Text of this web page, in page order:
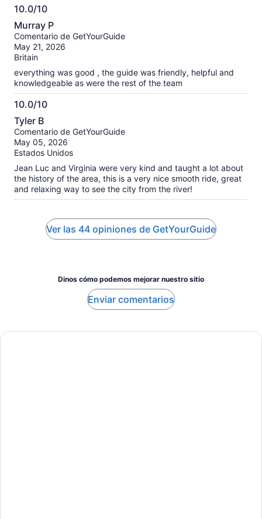
10.0/10
10.0
de
10
Murray P
Comentario de GetYourGuide
May 21, 2026
Britain
everything was good , the guide was friendly, helpful and
knowledgeable as were the rest of the team
10.0/10
10.0
de
10
Tyler B
Comentario de GetYourGuide
May 05, 2026
Estados Unidos
Jean Luc and Virginia were very kind and taught a lot about
the history of the area, this is a very nice smooth ride, great
and relaxing way to see the city from the river!
Ver las 44 opiniones de GetYourGuide
Dinos cómo podemos mejorar nuestro sitio
Enviar comentarios